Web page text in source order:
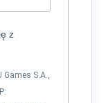
z
S.A.,